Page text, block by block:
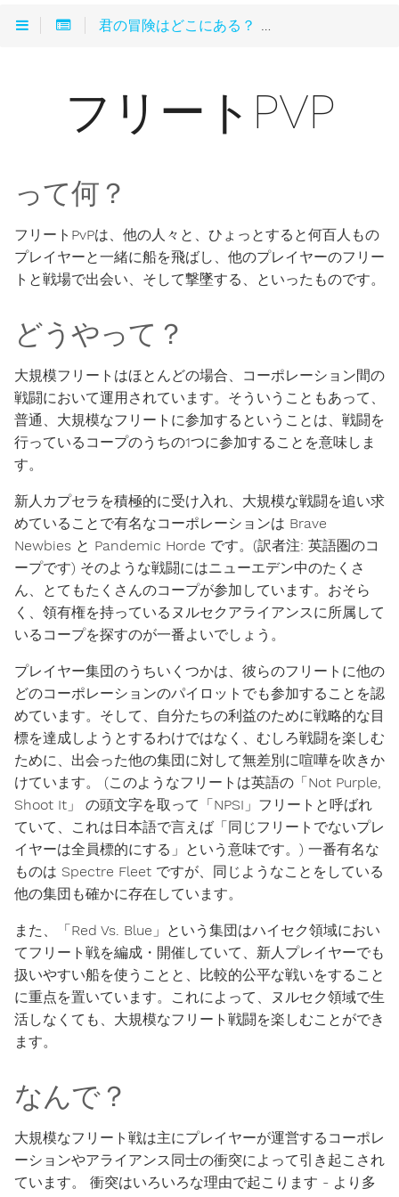
君の冒険はどこにある？
フリートPVP
って何？
フリートPvPは、他の人々と、ひょっとすると何百人もの
プレイヤーと一緒に船を飛ばし、他のプレイヤーのフリー
トと戦場で出会い、そして撃墜する、といったものです。
どうやって？
大規模フリートはほとんどの場合、コーポレーション間の
戦闘において運用されています。そういうこともあって、
普通、大規模なフリートに参加するということは、戦闘を
行っているコープのうちの1つに参加することを意味しま
す。
新人カプセラを積極的に受け入れ、大規模な戦闘を追い求
めていることで有名なコーポレーションは Brave
Newbies と Pandemic Horde です。(訳者注: 英語圏のコ
ープです) そのような戦闘にはニューエデン中のたくさ
ん、とてもたくさんのコープが参加しています。おそら
く、領有権を持っているヌルセクアライアンスに所属して
いるコープを探すのが一番よいでしょう。
プレイヤー集団のうちいくつかは、彼らのフリートに他の
どのコーポレーションのパイロットでも参加することを認
めています。そして、自分たちの利益のために戦略的な目
標を達成しようとするわけではなく、むしろ戦闘を楽しむ
ために、出会った他の集団に対して無差別に喧嘩を吹きか
けています。 (このようなフリートは英語の「Not Purple,
Shoot It」 の頭文字を取って「NPSI」フリートと呼ばれ
ていて、これは日本語で言えば「同じフリートでないプレ
イヤーは全員標的にする」という意味です。) 一番有名な
ものは Spectre Fleet ですが、同じようなことをしている
他の集団も確かに存在しています。
また、「Red Vs. Blue」という集団はハイセク領域におい
てフリート戦を編成・開催していて、新人プレイヤーでも
扱いやすい船を使うことと、比較的公平な戦いをすること
に重点を置いています。これによって、ヌルセク領域で生
活しなくても、大規模なフリート戦闘を楽しむことができ
ます。
なんで？
大規模なフリート戦は主にプレイヤーが運営するコーポレ
ーションやアライアンス同士の衝突によって引き起こされ
ています。 衝突はいろいろな理由で起こります - より多